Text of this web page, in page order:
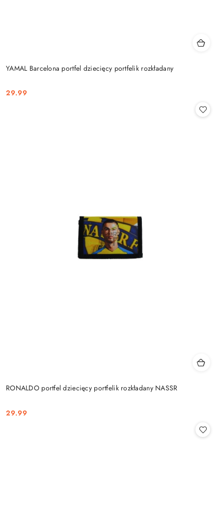
YAMAL Barcelona portfel dziecięcy portfelik rozkładany
Cena:
29.99
RONALDO portfel dziecięcy portfelik rozkładany NASSR
Cena:
29.99